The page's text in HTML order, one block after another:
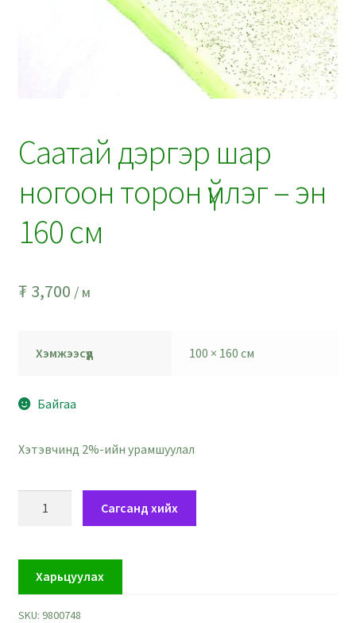
Саатай дэргэр шар
ногоон торон үйлэг – эн
160 см
₮3,700 / м
Хэмжээсүүд 100 × 160 см
Байгаа
Хэтэвчинд 2%-ийн урамшуулал
ногоон
торон
үйлэг
-
Сагсанд хийх
Харьцуулах
SKU: 9800748